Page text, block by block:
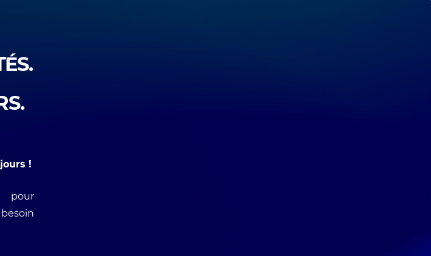
!
pour